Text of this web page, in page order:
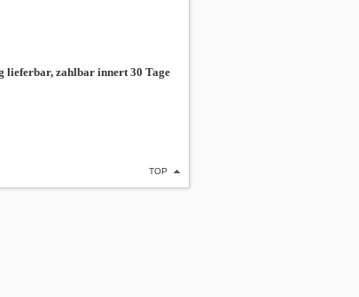
lieferbar, zahlbar innert 30 Tage
TOP